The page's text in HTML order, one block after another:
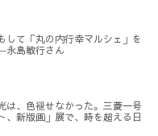
して「丸の内行幸マルシェ」を
島敏行さん
は、色褪せなかった。三菱一号
、新版画」展で、時を超える日